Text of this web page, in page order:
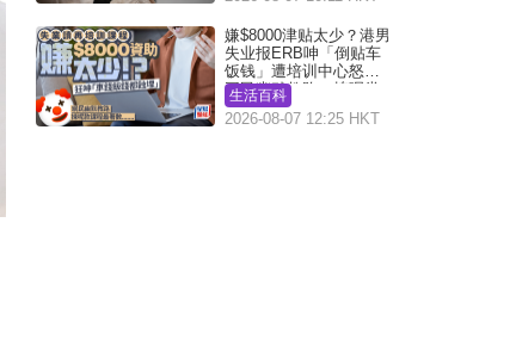
嫌$8000津贴太少？港男
失业报ERB呻「倒贴车
饭钱」遭培训中心怒轰
网民幽默教路：拣呢类
课程唔会蚀...
生活百科
2026-08-07 12:25 HKT